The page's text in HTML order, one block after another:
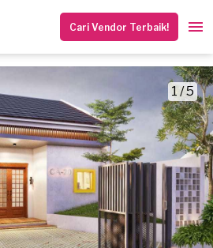
Cari Vendor Terbaik!
1 / 5